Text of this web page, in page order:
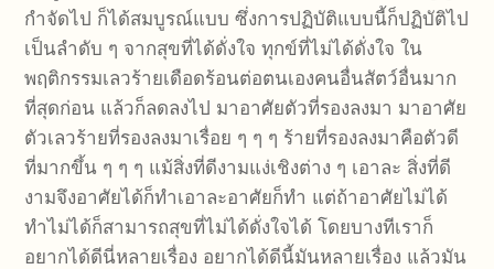
กำจัดไป ก็ได้สมบูรณ์แบบ ซึ่งการปฏิบัติแบบนี้ก็ปฏิบัติไป
เป็นลำดับ ๆ จากสุขที่ได้ดั่งใจ ทุกข์ที่ไม่ได้ดั่งใจ ใน
พฤติกรรมเลวร้ายเดือดร้อนต่อตนเองคนอื่นสัตว์อื่นมาก
ที่สุดก่อน แล้วก็ลดลงไป มาอาศัยตัวที่รองลงมา มาอาศัย
ตัวเลวร้ายที่รองลงมาเรื่อย ๆ ๆ ๆ ร้ายที่รองลงมาคือตัวดี
ที่มากขึ้น ๆ ๆ ๆ แม้สิ่งที่ดีงามแง่เชิงต่าง ๆ เอาละ สิ่งที่ดี
งามจึงอาศัยได้ก็ทำเอาละอาศัยก็ทำ แต่ถ้าอาศัยไม่ได้
ทำไม่ได้ก็สามารถสุขที่ไม่ได้ดั่งใจได้ โดยบางทีเราก็
อยากได้ดีนี่หลายเรื่อง อยากได้ดีนี้มันหลายเรื่อง แล้วมัน